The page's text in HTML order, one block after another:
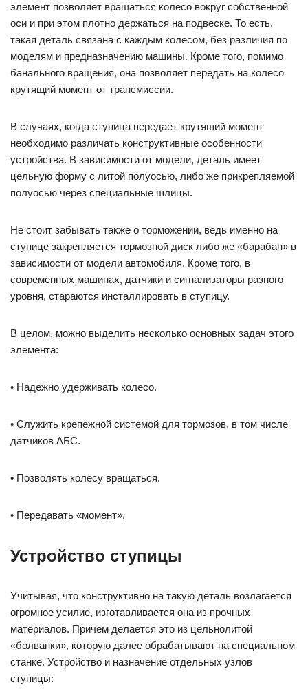
элемент позволяет вращаться колесо вокруг собственной
оси и при этом плотно держаться на подвеске. То есть,
такая деталь связана с каждым колесом, без различия по
моделям и предназначению машины. Кроме того, помимо
банального вращения, она позволяет передать на колесо
крутящий момент от трансмиссии.
В случаях, когда ступица передает крутящий момент
необходимо различать конструктивные особенности
устройства. В зависимости от модели, деталь имеет
цельную форму с литой полуосью, либо же прикрепляемой
полуосью через специальные шлицы.
Не стоит забывать также о торможении, ведь именно на
ступице закрепляется тормозной диск либо же «барабан» в
зависимости от модели автомобиля. Кроме того, в
современных машинах, датчики и сигнализаторы разного
уровня, стараются инсталлировать в ступицу.
В целом, можно выделить несколько основных задач этого
элемента:
• Надежно удерживать колесо.
• Служить крепежной системой для тормозов, в том числе
датчиков АБС.
• Позволять колесу вращаться.
• Передавать «момент».
Устройство ступицы
Учитывая, что конструктивно на такую деталь возлагается
огромное усилие, изготавливается она из прочных
материалов. Причем делается это из цельнолитой
«болванки», которую далее обрабатывают на специальном
станке. Устройство и назначение отдельных узлов
ступицы: